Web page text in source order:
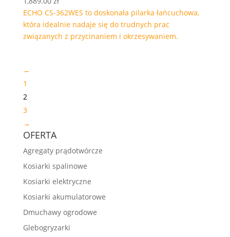
ECHO CS-362WES to doskonała pilarka łańcuchowa,
która idealnie nadaje się do ​​trudnych prac
związanych z przycinaniem i okrzesywaniem.
←
1
2
3
→
OFERTA
Agregaty prądotwórcze
Kosiarki spalinowe
Kosiarki elektryczne
Kosiarki akumulatorowe
Dmuchawy ogrodowe
Glebogryzarki